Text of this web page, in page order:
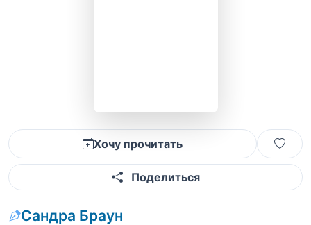
Хочу прочитать
Поделиться
Сандра Браун